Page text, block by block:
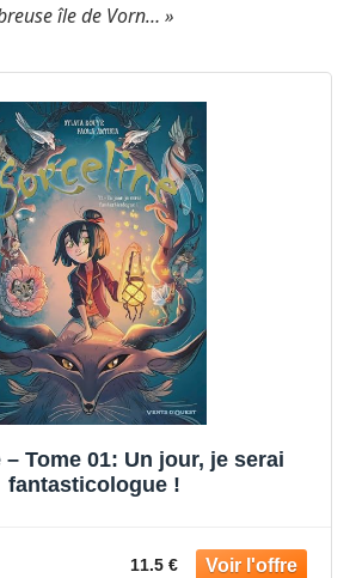
île de Vorn… »
Tome 01: Un jour, je serai
fantasticologue !
11.5 €